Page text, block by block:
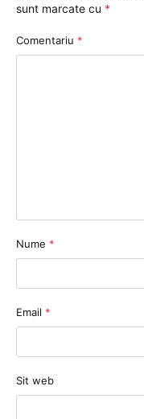
sunt marcate cu *
Comentariu *
Nume *
Email *
Sit web